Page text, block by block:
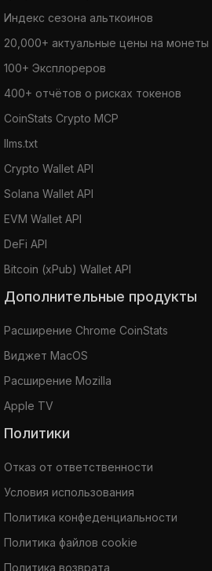
Индекс сезона альткоинов
20,000+ актуальные цены на монеты
100+ Эксплореров
400+ отчётов о рисках токенов
CoinStats Crypto MCP
llms.txt
Crypto Wallet API
Solana Wallet API
EVM Wallet API
DeFi API
Bitcoin (xPub) Wallet API
Дополнительные продукты
Расширение Chrome CoinStats
Виджет MacOS
Расширение Mozilla
Apple TV
Политики
Отказ от ответственности
Условия использования
Политика конфеденциальности
Политика файлов cookie
Политика возврата